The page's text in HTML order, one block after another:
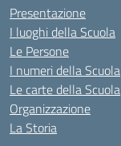
Presentazione
I luoghi della Scuola
Le Persone
I numeri della Scuola
Le carte della Scuola
Organizzazione
La Storia